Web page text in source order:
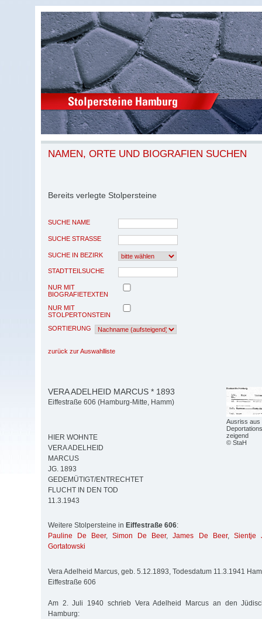
NAMEN, ORTE UND BIOGRAFIEN SUCHEN
Bereits verlegte Stolpersteine
SUCHE NAME
SUCHE STRASSE
SUCHE IN BEZIRK
STADTTEILSUCHE
NUR MIT
BIOGRAFIETEXTEN
NUR MIT
STOLPERTONSTEIN
SORTIERUNG
zurück zur Auswahlliste
Ausriss aus
zeigend
© StaH
VERA ADELHEID MARCUS * 1893
Eiffestraße 606 (Hamburg-Mitte, Hamm)
HIER WOHNTE
VERA ADELHEID
MARCUS
JG. 1893
GEDEMÜTIGT/ENTRECHTET
FLUCHT IN DEN TOD
11.3.1943
Weitere Stolpersteine in Eiffestraße 606:
Pauline De Beer,Simon De Beer,James De Beer, Sientje
Gortatowski
Vera Adelheid Marcus, geb. 5.12.1893, Todesdatum 11.3.1941
Eiffestraße 606
Am 2. Juli 1940 schrieb Vera Adelheid Marcus an den
Hamburg: